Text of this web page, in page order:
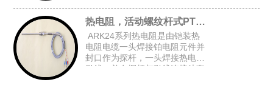
阶套接杆式铠装热电阻。
热电阻，活动螺纹杆式PT100
ARK24系列热电阻是由铠装热
电阻电缆一头焊接铂电阻元件并
封口作为探杆，一头焊接热电阻
引线，并在探杆与引线连接处套